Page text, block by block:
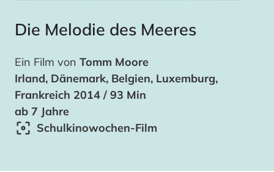
Die Melodie des Meeres
Ein Film von Tomm Moore
Irland, Dänemark, Belgien, Luxemburg,
Frankreich 2014 / 93 Min
ab 7 Jahre
Schulkinowochen-Film